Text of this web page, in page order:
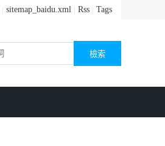
sitemap_baidu.xml Rss Tags